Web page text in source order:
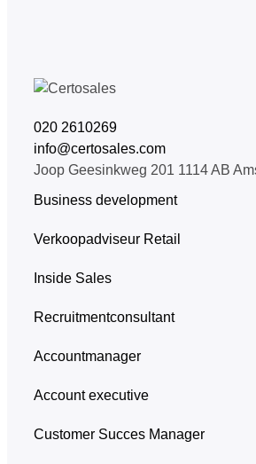
020 2610269
info@certosales.com
Joop Geesinkweg 201 1114 AB
Business development
Verkoopadviseur Retail
Inside Sales
Recruitmentconsultant
Accountmanager
Account executive
Customer Succes Manager